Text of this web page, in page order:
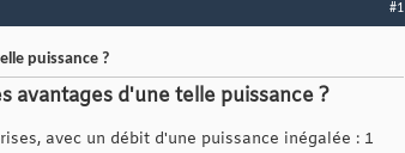
#1
puissance ?
avantages d'une telle puissance ?
avec un débit d'une puissance inégalée : 1